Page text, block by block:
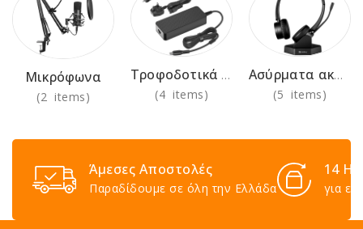
Μικρόφωνα
(2 items)
Τροφοδοτικά 230V
(4 items)
Ασύρματα ακουστικά για χρήση στο γραφείο
(5 items)
Άμεσες Αποστολές
Παραδίδουμε σε όλη την Ελλάδα
14
για